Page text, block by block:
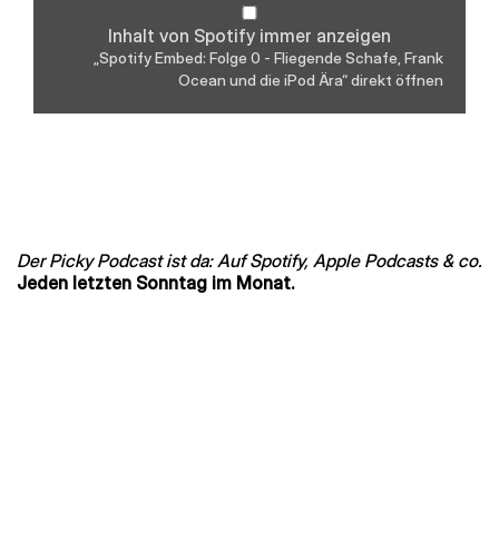
Inhalt von Spotify immer anzeigen
„Spotify Embed: Folge 0 - Fliegende Schafe, Frank
Ocean und die iPod Ära“ direkt öffnen
Der Picky Podcast ist da: Auf Spotify, Apple Podcasts & co.
Jeden letzten Sonntag im Monat.